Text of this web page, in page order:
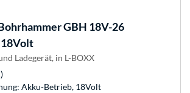
GBH 18V-26
Ladegerät, in L-BOXX
Akku-Betrieb, 18Volt